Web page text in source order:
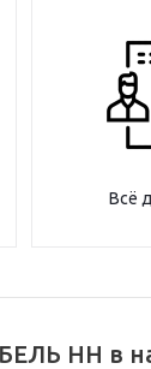
Всё
НН в